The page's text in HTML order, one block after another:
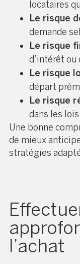
locataires
Le risque
demande
Le risque
d’intérêt
Le risque
départ
Le risque
dans les
Une bonne
de mieux
stratégies
l’achat